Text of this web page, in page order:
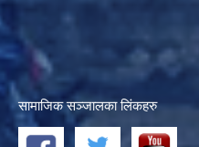
सामाजिक सञ्जालका लिंकहरु